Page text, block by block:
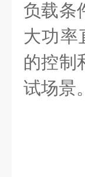
负载条
大功率
的控制
试场景。